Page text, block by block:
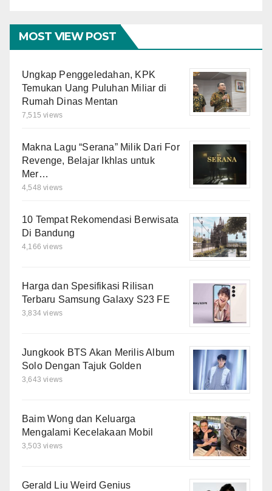
MOST VIEW POST
Ungkap Penggeledahan, KPK
Temukan Uang Puluhan Miliar di
Rumah Dinas Mentan
7,515 views
Makna Lagu “Serana” Milik Dari For
Revenge, Belajar Ikhlas untuk
Mer…
4,548 views
10 Tempat Rekomendasi Berwisata
Di Bandung
4,166 views
Harga dan Spesifikasi Rilisan
Terbaru Samsung Galaxy S23 FE
3,834 views
Jungkook BTS Akan Merilis Album
Solo Dengan Tajuk Golden
3,643 views
Baim Wong dan Keluarga
Mengalami Kecelakaan Mobil
3,503 views
Gerald Liu Weird Genius